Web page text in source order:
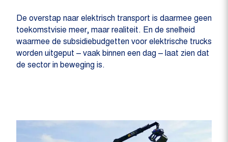
De overstap naar elektrisch transport is daarmee geen
toekomstvisie meer, maar realiteit. En de snelheid
waarmee de subsidiebudgetten voor elektrische trucks
worden uitgeput – vaak binnen een dag – laat zien dat
de sector in beweging is.